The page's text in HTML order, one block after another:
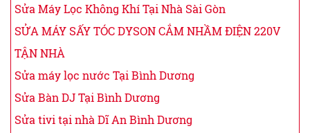
Sửa Máy Lọc Không Khí Tại Nhà Sài Gòn
SỬA MÁY SẤY TÓC DYSON CẮM NHẦM ĐIỆN 220V
TẬN NHÀ
Sửa máy lọc nước Tại Bình Dương
Sửa Bàn DJ Tại Bình Dương
Sửa tivi tại nhà Dĩ An Bình Dương